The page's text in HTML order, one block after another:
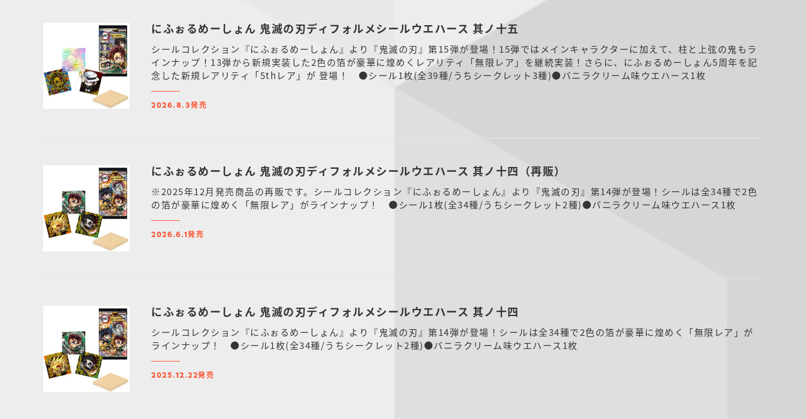
にふぉるめーしょん 鬼滅の刃ディフォルメシールウエハース 其ノ十五
シールコレクション『にふぉるめーしょん』より『鬼滅の刃』第15弾が登場！15弾ではメインキャラクターに加えて、柱と上弦の鬼もラ
インナップ！13弾から新規実装した2色の箔が豪華に煌めくレアリティ「無限レア」を継続実装！さらに、にふぉるめーしょん5周年を記
念した新規レアリティ「5thレア」が 登場！ ●シール1枚(全39種/うちシークレット3種)●バニラクリーム味ウエハース1枚
2026.8.3発売
にふぉるめーしょん 鬼滅の刃ディフォルメシールウエハース 其ノ十四（再販）
※2025年12月発売商品の再販です。シールコレクション『にふぉるめーしょん』より『鬼滅の刃』第14弾が登場！シールは全34種で2色
の箔が豪華に煌めく「無限レア」がラインナップ！ ●シール1枚(全34種/うちシークレット2種)●バニラクリーム味ウエハース1枚
2026.6.1 発売
にふぉるめーしょん 鬼滅の刃ディフォルメシールウエハース 其ノ十四
シールコレクション『にふぉるめーしょん』より『鬼滅の刃』第14弾が登場！シールは全34種で2色の箔が豪華に煌めく「無限レア」が
ラインナップ！ ●シール1枚(全34種/うちシークレット2種)●バニラクリーム味ウエハース1枚
2025.12.22発売